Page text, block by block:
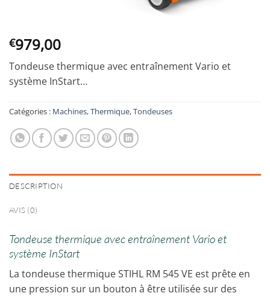
€979,00
Tondeuse thermique avec entraînement Vario et
système InStart…
Catégories : Machines,Thermique,Tondeuses
DESCRIPTION
AVIS (0)
Tondeuse thermique avec entraînement Vario et
système InStart
La tondeuse thermique STIHL RM 545 VE est prête en
une pression sur un bouton à être utilisée sur des